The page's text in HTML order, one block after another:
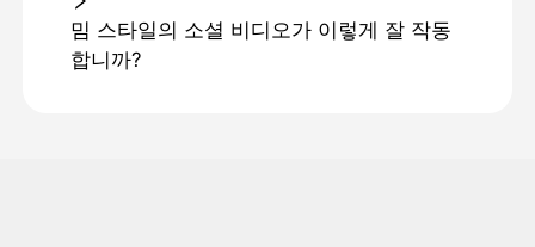
밈 스타일의 소셜 비디오가 이렇게 잘 작동
합니까?